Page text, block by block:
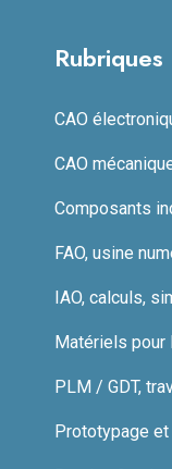
Rubriques
CAO
CAO
Composants
FAO, usine
IAO, calculs,
Matériels pour
PLM / GDT,
Prototypage